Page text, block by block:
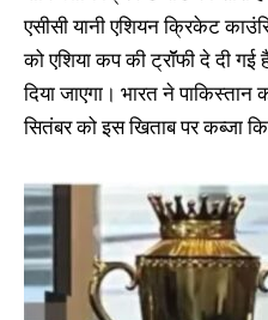
एसीसी यानी एशियन क्रिकेट
को एशिया कप की ट्रॉॅफी दे दी
दिया जाएगा। भारत ने
सितंबर को इस खिताब पर कब्जा